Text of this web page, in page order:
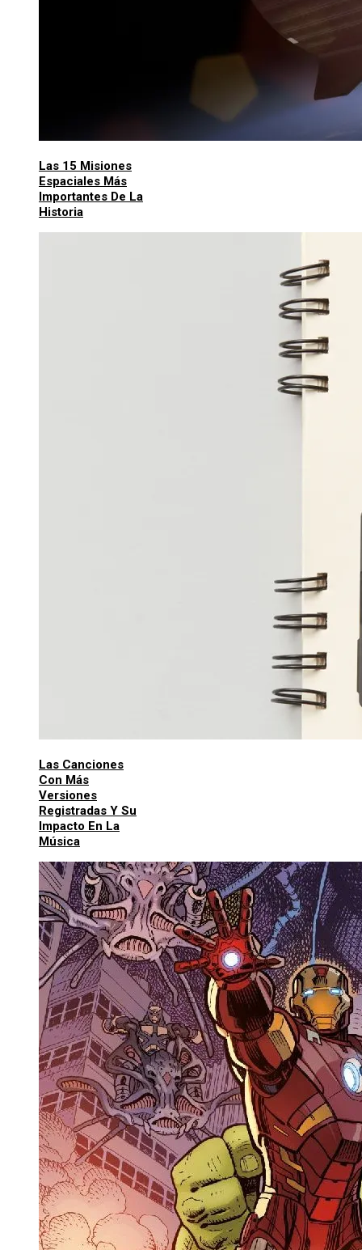
Las 15 Misiones
Espaciales Más
Importantes De La
Historia
Las Canciones
Con Más
Versiones
Registradas Y Su
Impacto En La
Música